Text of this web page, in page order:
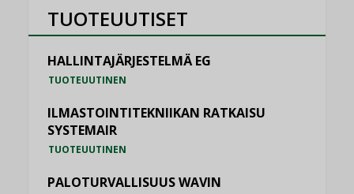
TUOTEUUTISET
HALLINTAJÄRJESTELMÄ EG
TUOTEUUTINEN
ILMASTOINTITEKNIIKAN RATKAISU
SYSTEMAIR
TUOTEUUTINEN
PALOTURVALLISUUS WAVIN